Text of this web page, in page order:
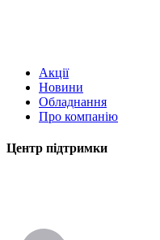
Акції
Новини
Обладнання
Про компанію
Центр підтримки